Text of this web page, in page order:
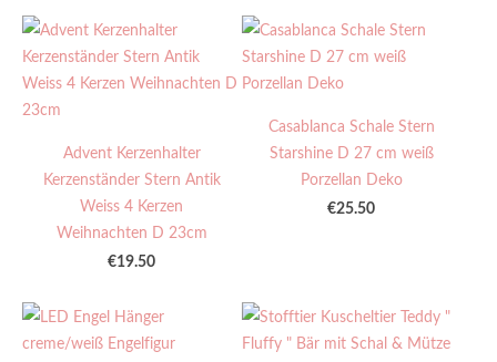
Advent Kerzenhalter
Kerzenständer Stern Antik
Weiss 4 Kerzen
Weihnachten D 23cm
€19.50
Casablanca Schale Stern
Starshine D 27 cm weiß
Porzellan Deko
€25.50